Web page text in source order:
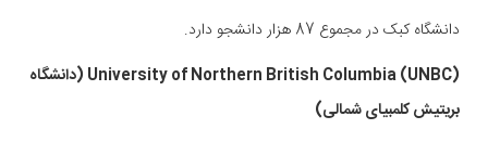
دانشگاه کبک در مجموع 87 هزار دانشجو دارد.
University of Northern British Columbia (UNBC) (دانشگاه
بریتیش کلمبیای شمالی)